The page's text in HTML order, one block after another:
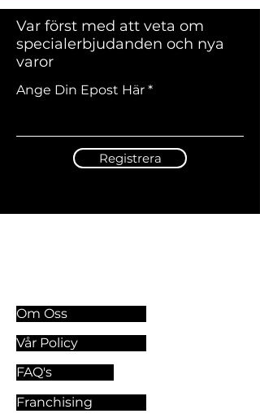
Var först med att veta om
specialerbjudanden och nya
varor
Ange Din Epost Här
Registrera
Om Oss
Vår Policy
FAQ's
Franchising